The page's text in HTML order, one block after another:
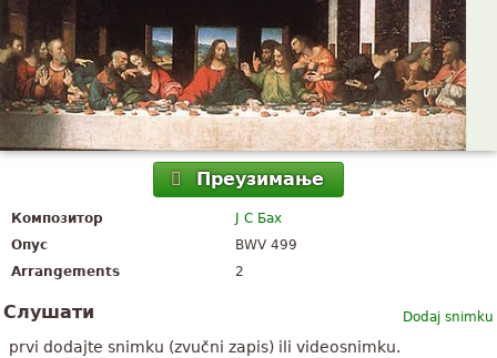
Преузимање
Композитор
Ј С Бах
Опус
BWV 499
Arrangements
2
Dodaj snimku
Слушати
prvi dodajte snimku (zvučni zapis) ili videosnimku.